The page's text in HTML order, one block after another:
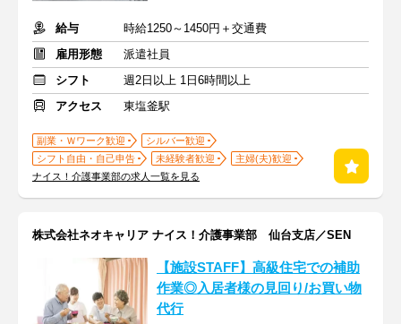
給与
時給1250～1450円＋交通費
雇用形態
派遣社員
シフト
週2日以上 1日6時間以上
アクセス
東塩釜駅
副業・Ｗワーク歓迎
シルバー歓迎
シフト自由・自己申告
未経験者歓迎
主婦(夫)歓迎
ナイス！介護事業部の求人一覧を見る
株式会社ネオキャリア ナイス！介護事業部 仙台支店／SEN
【施設STAFF】高級住宅での補助
作業◎入居者様の見回り/お買い物
代行